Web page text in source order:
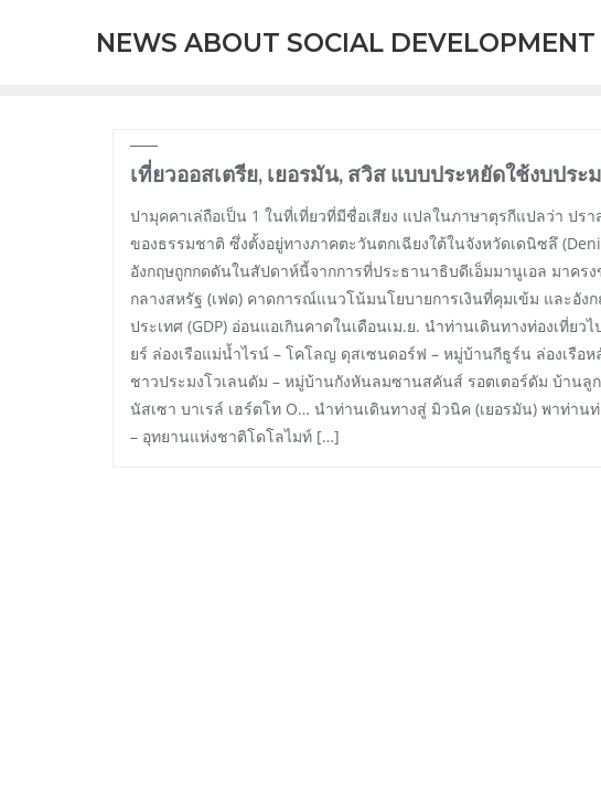
NEWS ABOUT SOCIAL
เที่ยวออสเตรีย, เยอรมัน, สวิส แบบประหยัดใช้งบปร
ปามุคคาเล่ถือเป็น 1 ในที่เที่ยวที่มีชื่อเสียง แปลในภาษาตุรกีแปลว่า ป
ของธรรมชาติ ซึ่งตั้งอยู่ทางภาคตะวันตกเฉียงใต้ในจังหวัดเดนิซลึ
อังกฤษถูกกดดันในสัปดาห์นี้จากการที่ประธานาธิบดีเอ็มมานูเอล มาคร
กลางสหรัฐ (เฟด) คาดการณ์แนวโน้มนโยบายการเงินที่คุมเข้ม และอั
ประเทศ (GDP) อ่อนแอเกินคาดในเดือนเม.ย. นำท่านเดินทางท่องเที่ยว
ยร์ ล่องเรือแม่น้ำไรน์ – โคโลญ ดุสเซนดอร์ฟ – หมู่บ้านกีธูร์น ล่องเรือ
ชาวประมงโวเลนดัม – หมู่บ้านกังหันลมซานสคันส์ รอตเตอร์ดัม บ้านลู
นัสเซา บาเรล์ เฮร์ตโท O… นำท่านเดินทางสู่ มิวนิค (เยอรมัน) พาท่าน
– อุทยานแห่งชาติโดโลไมท์ […]